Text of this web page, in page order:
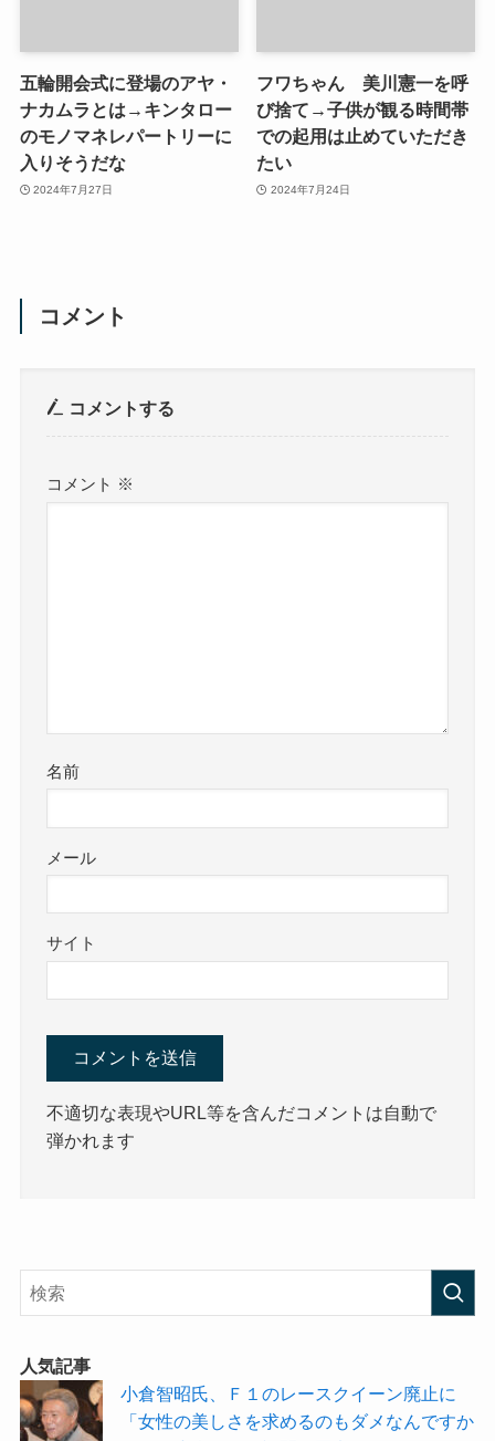
五輪開会式に登場のアヤ・
ナカムラとは→キンタロー
のモノマネレパートリーに
入りそうだな
2024年7月27日
フワちゃん 美川憲一を呼
び捨て→子供が観る時間帯
での起用は止めていただき
たい
2024年7月24日
コメント
コメントする
コメント ※
名前
メール
サイト
不適切な表現やURL等を含んだコメントは自動で
弾かれます
人気記事
小倉智昭氏、Ｆ１のレースクイーン廃止に
「女性の美しさを求めるのもダメなんですか